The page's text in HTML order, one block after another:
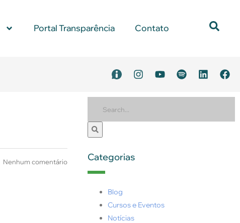
Portal Transparência Contato
Nenhum comentário Categorias
Blog
Cursos e Eventos
Notícias